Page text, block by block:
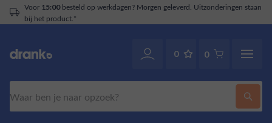
Voor 15:00besteld op werkdagen? Morgen geleverd. Uitzonderingen staan
bij het product.*
0 0